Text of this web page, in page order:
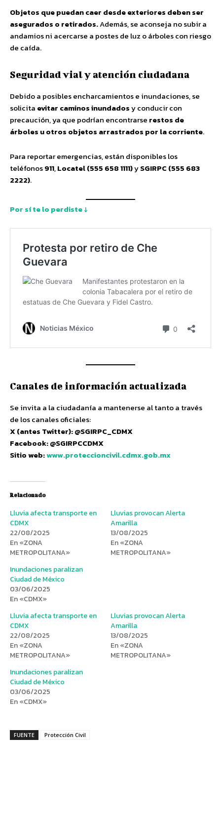
Objetos que puedan caer desde exteriores deben ser
asegurados o retirados.Además, se aconseja no subir a
andamios ni acercarse a postes de luz o árboles con riesgo
de caída.
Seguridad vial y atención ciudadana
Debido a posibles encharcamientos e inundaciones, se
solicita evitar caminos inundadosy conducir con
precaución, ya que podrían encontrarse restos de
árboles u otros objetos arrastrados por la corriente.
Para reportar emergencias, están disponibles los
teléfonos911,Locatel (555 658 1111)ySGIRPC (555 683
2222).
Por sí te lo perdiste ↓
Canales de información actualizada
Se invita a la ciudadanía a mantenerse al tanto a través
de los canales oficiales:
X (antes Twitter): @SGIRPC_CDMX
Facebook: @SGIRPCCDMX
Sitio web:www.proteccioncivil.cdmx.gob.mx
Relacionado
Lluvia afecta transporte en
CDMX
22/08/2025
En «ZONA
METROPOLITANA»
Lluvias provocan Alerta
Amarilla
13/08/2025
En «ZONA
METROPOLITANA»
Inundaciones paralizan
Ciudad de México
03/06/2025
En «CDMX»
Lluvia afecta transporte en
CDMX
22/08/2025
En «ZONA
METROPOLITANA»
Lluvias provocan Alerta
Amarilla
13/08/2025
En «ZONA
METROPOLITANA»
Inundaciones paralizan
Ciudad de México
03/06/2025
En «CDMX»
FUENTE Protección Civil